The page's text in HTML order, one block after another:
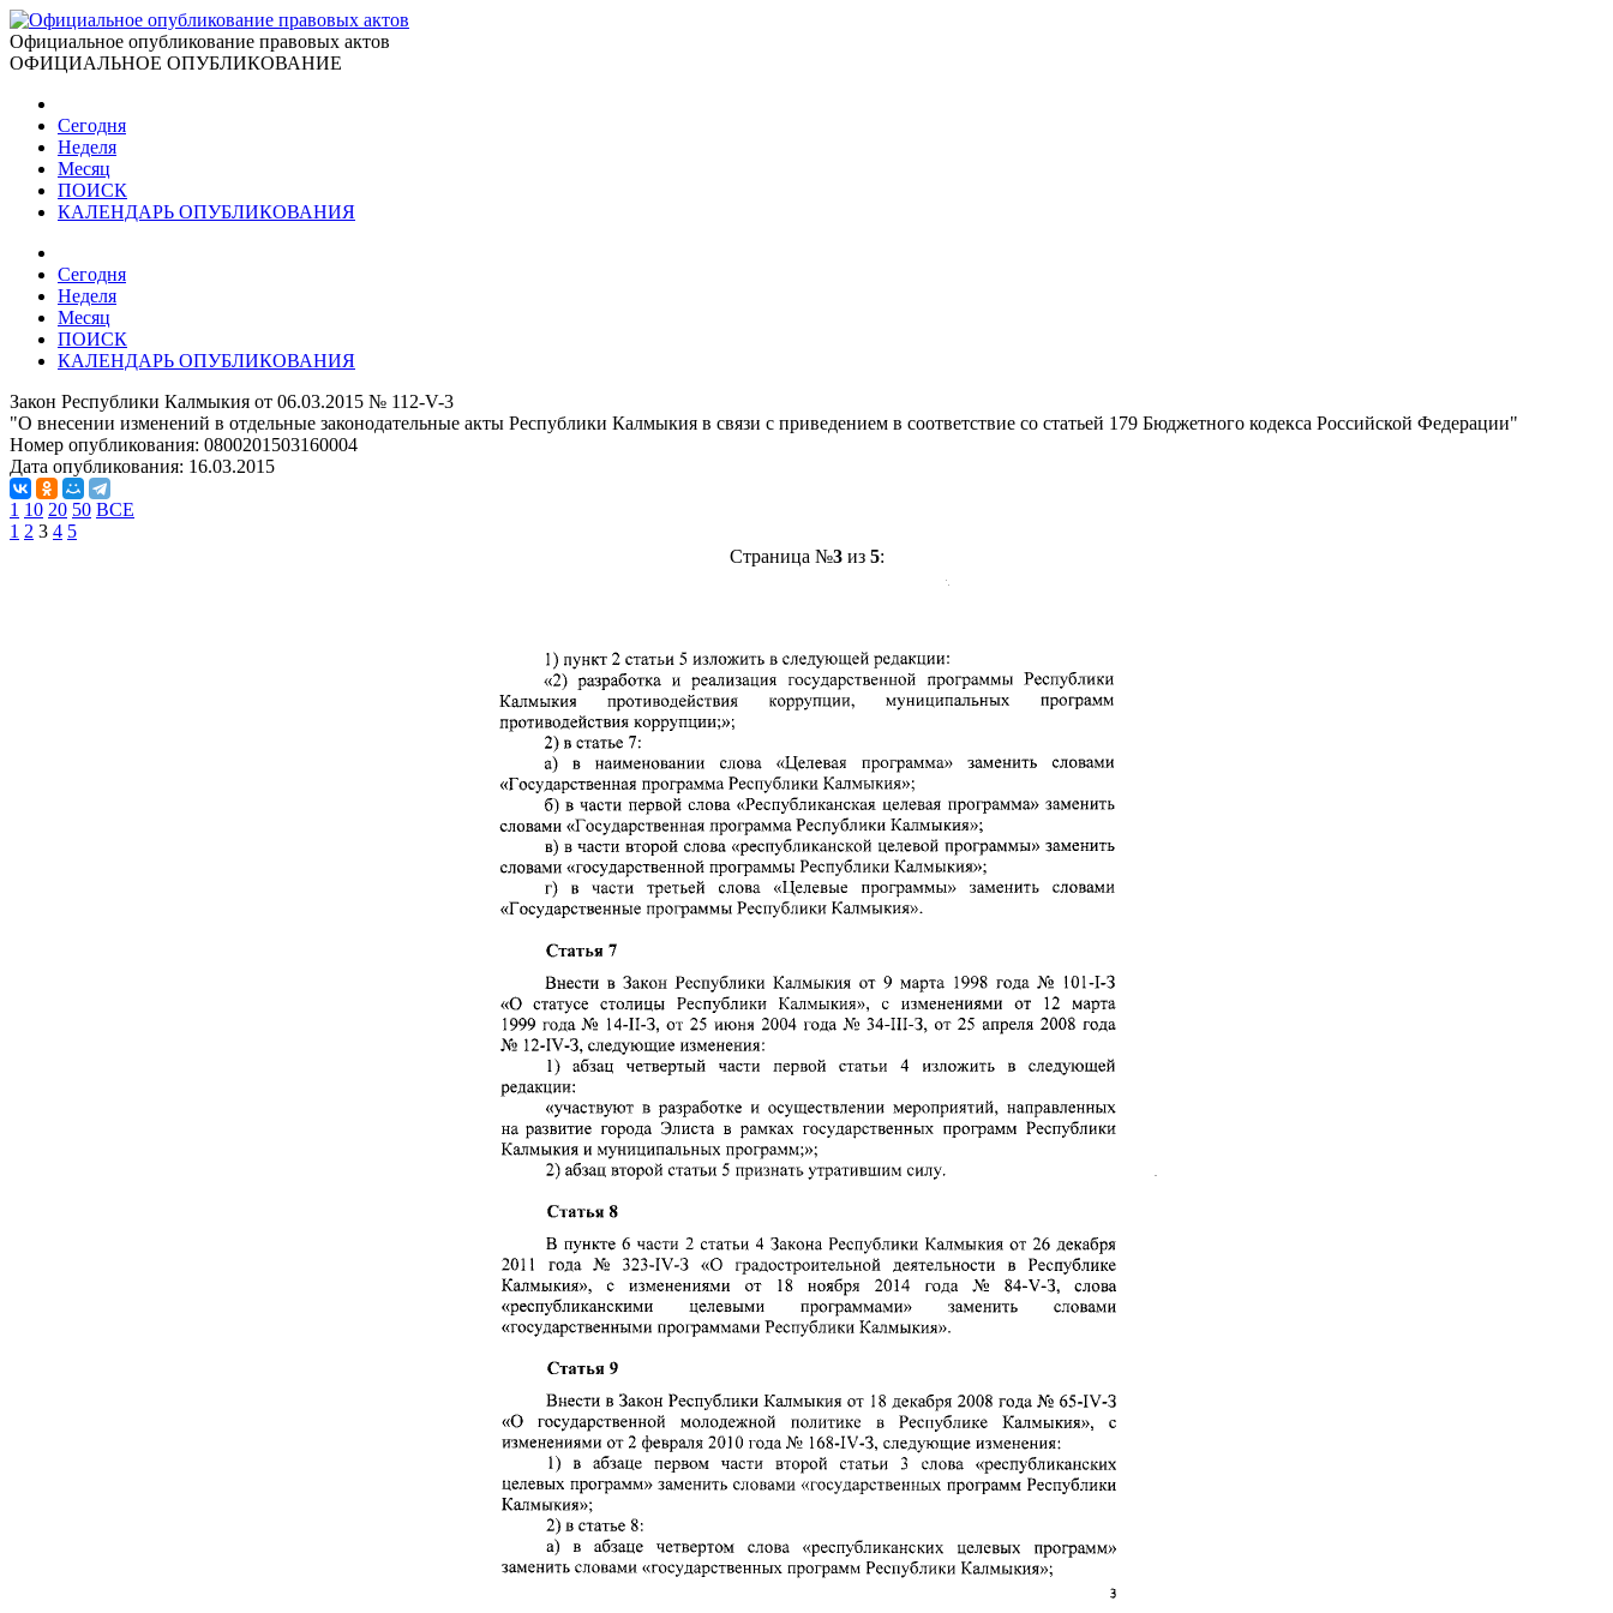
Официальное опубликование правовых актов
ОФИЦИАЛЬНОЕ ОПУБЛИКОВАНИЕ
Сегодня
Неделя
Месяц
ПОИСК
КАЛЕНДАРЬ ОПУБЛИКОВАНИЯ
Сегодня
Неделя
Месяц
ПОИСК
КАЛЕНДАРЬ ОПУБЛИКОВАНИЯ
Закон Республики Калмыкия от 06.03.2015 № 112-V-3
"О внесении изменений в отдельные законодательные акты Республики Калмыкия в связи с приведением в соответствие со статьей 179 Бюджетного кодекса Российской Федерации"
Номер опубликования: 0800201503160004
Дата опубликования: 16.03.2015
1 10 20 50 ВСЕ
1 2 3 4 5
Страница №3из 5: